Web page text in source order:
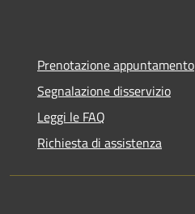
Prenotazione appuntamento
Segnalazione disservizio
Leggi le FAQ
Richiesta di assistenza